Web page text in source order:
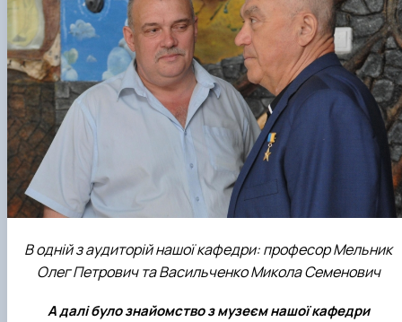
В одній з аудиторій нашої кафедри: професор Мельник
Олег Петрович та Васильченко Микола Семенович
А далі було знайомство з музеєм нашої кафедри